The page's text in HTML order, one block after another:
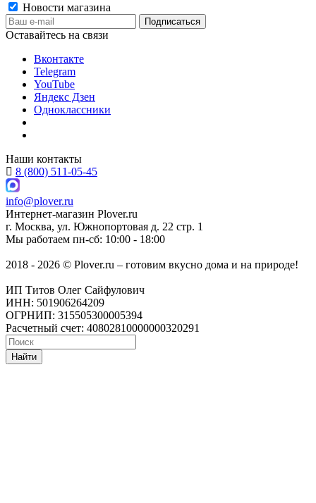
Новости магазина
Оставайтесь на связи
Вконтакте
Telegram
YouTube
Яндекс Дзен
Одноклассники
Наши контакты
8 (800) 511-05-45
info@plover.ru
Интернет-магазин Plover.ru
г. Москва, ул. Южнопортовая д. 22 стр. 1
Мы работаем пн-сб: 10:00 - 18:00
2018 - 2026 © Plover.ru – готовим вкусно дома и на природе!
ИП Титов Олег Сайфулович
ИНН: 501906264209
ОГРНИП: 315505300005394
Расчетный счет: 40802810000000320291
Найти